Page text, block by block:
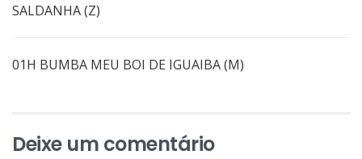
SALDANHA (Z)
01H BUMBA MEU BOI DE IGUAIBA (M)
Deixe um comentário